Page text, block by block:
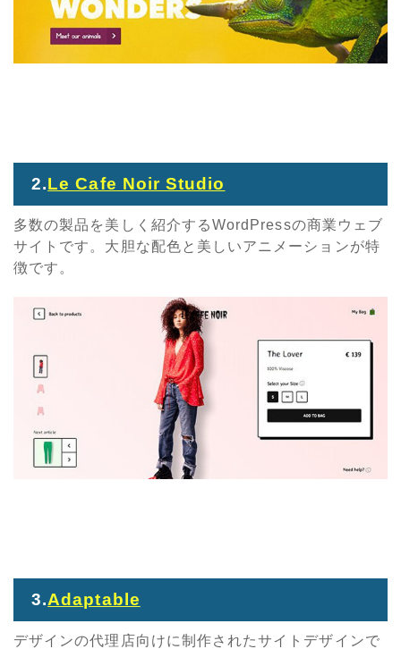
2.Le Cafe Noir Studio
多数の製品を美しく紹介するWordPressの商業ウェブ
サイトです。大胆な配色と美しいアニメーションが特
徴です。
3.Adaptable
デザインの代理店向けに制作されたサイトデザインで